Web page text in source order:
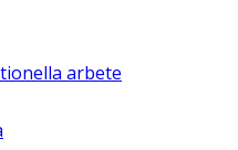
arbete